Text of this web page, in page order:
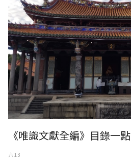
《唯識文獻全編》目錄一
六 13